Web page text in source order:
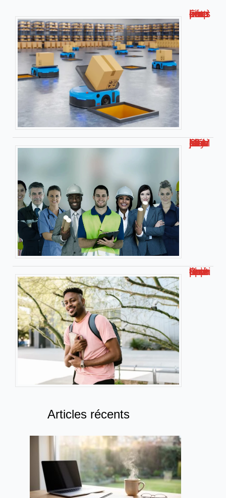
Formation livreur amazon : compétences, étapes et conseils !
Métier bien payé bac STMG – Les jobs les plus rémunérateurs
Smart université : l’université connectée pour apprendre autrement
Articles récents